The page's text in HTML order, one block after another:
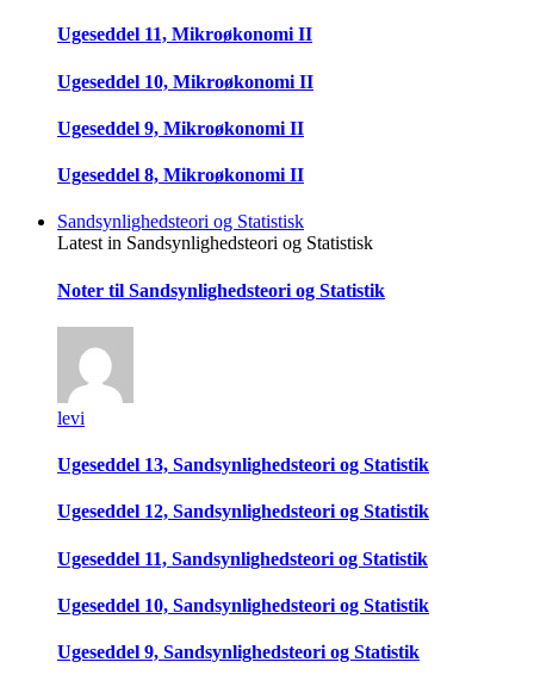
Ugeseddel 11, Mikroøkonomi II
Ugeseddel 10, Mikroøkonomi II
Ugeseddel 9, Mikroøkonomi II
Ugeseddel 8, Mikroøkonomi II
Sandsynlighedsteori og Statistisk
Latest in Sandsynlighedsteori og Statistisk
Noter til Sandsynlighedsteori og Statistik
levi
Ugeseddel 13, Sandsynlighedsteori og Statistik
Ugeseddel 12, Sandsynlighedsteori og Statistik
Ugeseddel 11, Sandsynlighedsteori og Statistik
Ugeseddel 10, Sandsynlighedsteori og Statistik
Ugeseddel 9, Sandsynlighedsteori og Statistik